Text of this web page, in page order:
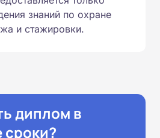
знаний по охране
и стажировки.
диплом в
сроки?